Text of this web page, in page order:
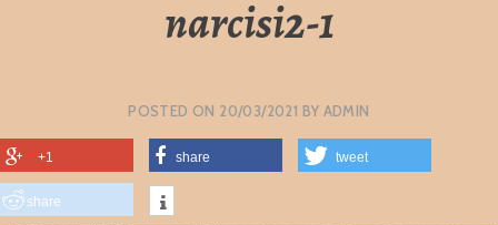
narcisi2-1
POSTED ON 20/03/2021 BY ADMIN
+1 share tweet
share